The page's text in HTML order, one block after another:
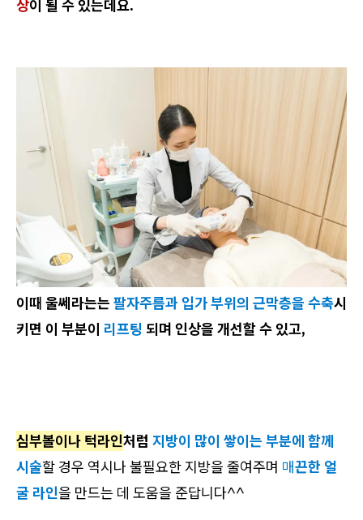
상이 될 수 있는데요.
이때 울쎄라는는 팔자주름과 입가 부위의 근막층을 수축시
키면 이 부분이 리프팅 되며 인상을 개선할 수 있고,
심부볼이나 턱라인처럼 지방이 많이 쌓이는 부분에 함께
시술할 경우 역시나 불필요한 지방을 줄여주며 매끈한 얼
굴 라인을 만드는 데 도움을 준답니다^^